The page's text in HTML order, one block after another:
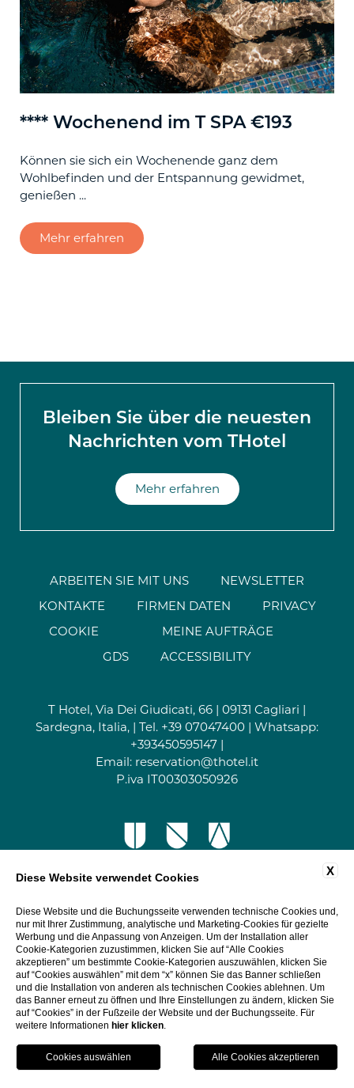
**** Wochenend im T SPA €193
Können sie sich ein Wochenende ganz dem
Wohlbefinden und der Entspannung gewidmet,
genießen ...
Mehr erfahren
Bleiben Sie über die neuesten
Nachrichten vom THotel
Mehr erfahren
ARBEITEN SIE MIT UNS
NEWSLETTER
KONTAKTE
FIRMEN DATEN
PRIVACY
COOKIE
MEINE AUFTRÄGE
GDS
ACCESSIBILITY
T Hotel, Via Dei Giudicati, 66 | 09131 Cagliari |
Sardegna, Italia, | Tel. +39 07047400 | Whatsapp:
+393450595147 |
Email: reservation@thotel.it
P.iva IT00303050926
Buch
X
Diese Website verwendet Cookies
Diese Website und die Buchungsseite verwenden technische Cookies und,
nur mit Ihrer Zustimmung, analytische und Marketing-Cookies für gezielte
Werbung und die Anpassung von Anzeigen. Um der Installation aller
Cookie-Kategorien zuzustimmen, klicken Sie auf “Alle Cookies
akzeptieren” um bestimmte Cookie-Kategorien auszuwählen, klicken Sie
auf “Cookies auswählen” mit dem “x” können Sie das Banner schließen
und die Installation von anderen als technischen Cookies ablehnen. Um
das Banner erneut zu öffnen und Ihre Einstellungen zu ändern, klicken Sie
auf “Cookies” in der Fußzeile der Website und der Buchungsseite. Für
weitere Informationen hier klicken.